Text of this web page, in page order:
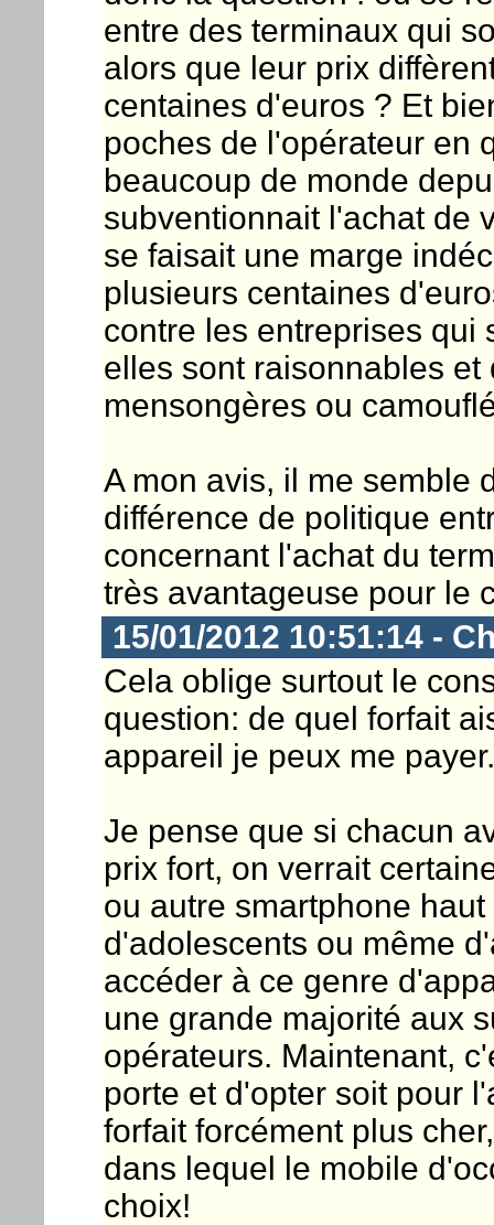
entre des terminaux qui
alors que leur prix
centaines d'euros ? Et
poches de l'opérateur en
beaucoup de monde
subventionnait l'achat de
se faisait une marge
plusieurs centaines
contre les entreprises qui
elles sont raisonnables
mensongères ou
A mon avis, il me semble
différence de politique
concernant l'achat du
très avantageuse pour le
15/01/2012 10:51:14 -
Cela oblige surtout le
question: de quel forfait
appareil je peux me payer.
Je pense que si chacun
prix fort, on verrait
ou autre smartphone
d'adolescents ou même
accéder à ce genre
une grande majorité aux
opérateurs. Maintenant,
porte et d'opter soit pour
forfait forcément plus
dans lequel le mobile
choix!